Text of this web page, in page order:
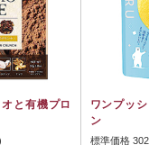
と有機プロ
ワンプッ
ン
標準価格